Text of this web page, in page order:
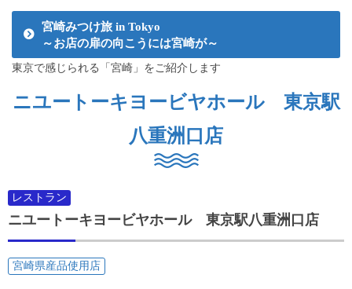
宮崎みつけ旅 in Tokyo
～お店の扉の向こうには宮崎が～
東京で感じられる「宮崎」をご紹介します
ニユートーキヨービヤホール 東京駅
八重洲口店
レストラン
ニユートーキヨービヤホール 東京駅八重洲口店
宮崎県産品使用店